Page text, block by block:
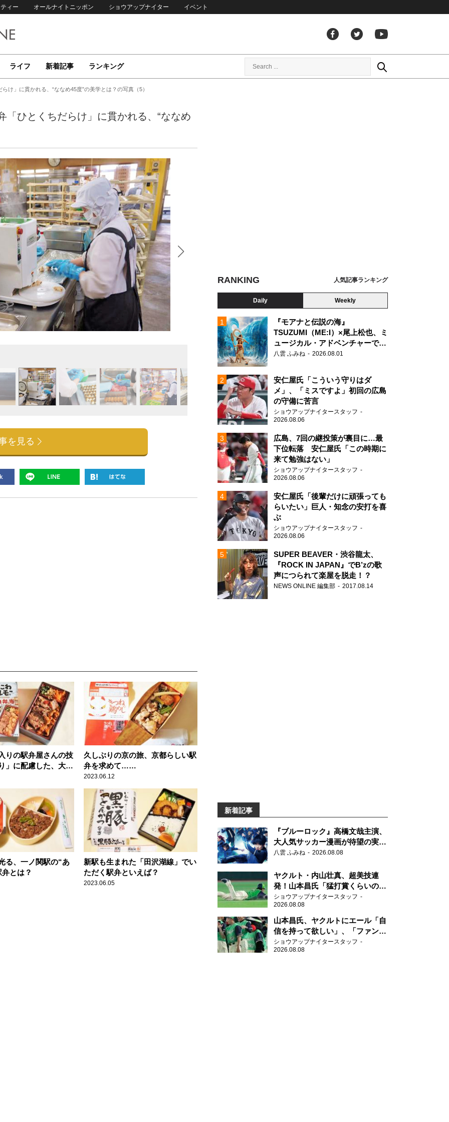
ィー オールナイトニッポン ショウアップナイター イベント
ライフ 新着記事 ランキング
け」に貫かれる、“ななめ45度”の美学とは？の写真（5）
ひとくちだらけ」に貫かれる、“ななめ
若生おにぎりの製造
を見る
りの駅弁屋さんの技
」に配慮した、大阪
久しぶりの京の旅、京都らしい駅
弁を求めて……
2023.06.12
る、一ノ関駅の“あ
とは？
新駅も生まれた「田沢湖線」でい
ただく駅弁といえば？
2023.06.05
RANKING 人気記事ランキング
Daily Weekly
『モアナと伝説の海』
TSUZUMI（ME:I）×尾上松也、ミ
ュージカル・アドベンチャーで美
声を響かせる
八雲 ふみね 2026.08.01
安仁屋氏「こういう守りはダ
メ」、「ミスですよ」初回の広島
の守備に苦言
ショウアップナイタースタッフ
2026.08.06
広島、7回の継投策が裏目に…最
下位転落 安仁屋氏「この時期に
来て勉強はない」
ショウアップナイタースタッフ
2026.08.06
安仁屋氏「後輩だけに頑張っても
らいたい」巨人・知念の安打を喜
ぶ
ショウアップナイタースタッフ
2026.08.06
SUPER BEAVER・渋谷龍太、
『ROCK IN JAPAN』でB’zの歌
声につられて楽屋を脱走！？
NEWS ONLINE 編集部 2017.08.14
新着記事
『ブルーロック』高橋文哉主演、
大人気サッカー漫画が待望の実写
映画に
八雲 ふみね 2026.08.08
ヤクルト・内山壮真、超美技連
発！山本昌氏「猛打賞くらいの価
値」
ショウアップナイタースタッフ
2026.08.08
山本昌氏、ヤクルトにエール「自
信を持って欲しい」、「ファンの
方も毎日応援してくれています」
ショウアップナイタースタッフ
2026.08.08